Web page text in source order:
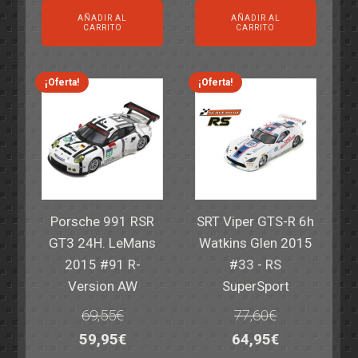
original
era:
82,40€.
es:
59,95€.
AÑADIR AL
CARRITO
original
era:
82,40€.
es:
59,95€.
AÑADIR AL
CARRITO
¡Oferta!
Porsche 991 RSR
GT3 24H. LeMans
2015 #91 R-
Version AW
69,55€
El
59,95€El
¡Oferta!
SRT Viper GTS-R 6h
Watkins Glen 2015
#33 - RS
SuperSport
77,60€
El
64,95€El